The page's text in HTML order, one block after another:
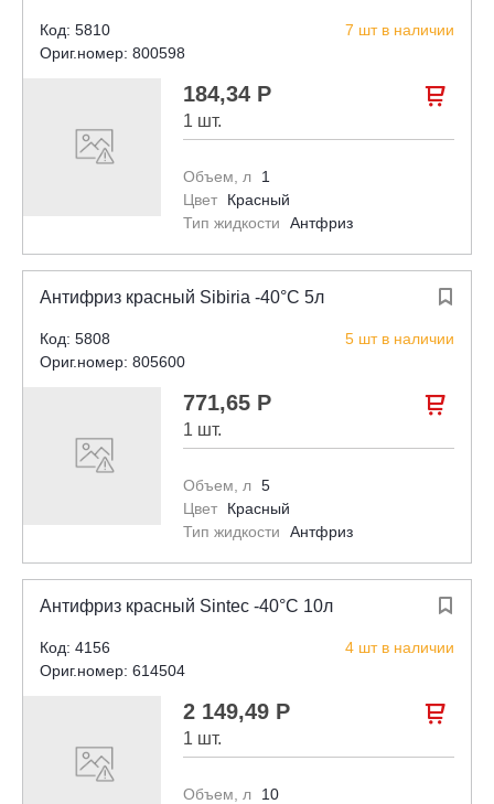
Код: 5810
7 шт в наличии
Ориг.номер: 800598
184,34 Р
1 шт.

Объем, л
1
Цвет
Красный
Тип жидкости
Антфриз

Антифриз красный Sibiria -40°С 5л
Код: 5808
5 шт в наличии
Ориг.номер: 805600
771,65 Р
1 шт.

Объем, л 5
Цвет
Красный
Тип жидкости
Антфриз

Антифриз красный Sintec -40°С 10л
Код: 4156
4 шт в наличии
Ориг.номер: 614504
2 149,49 Р
1 шт.

Объем, л
10